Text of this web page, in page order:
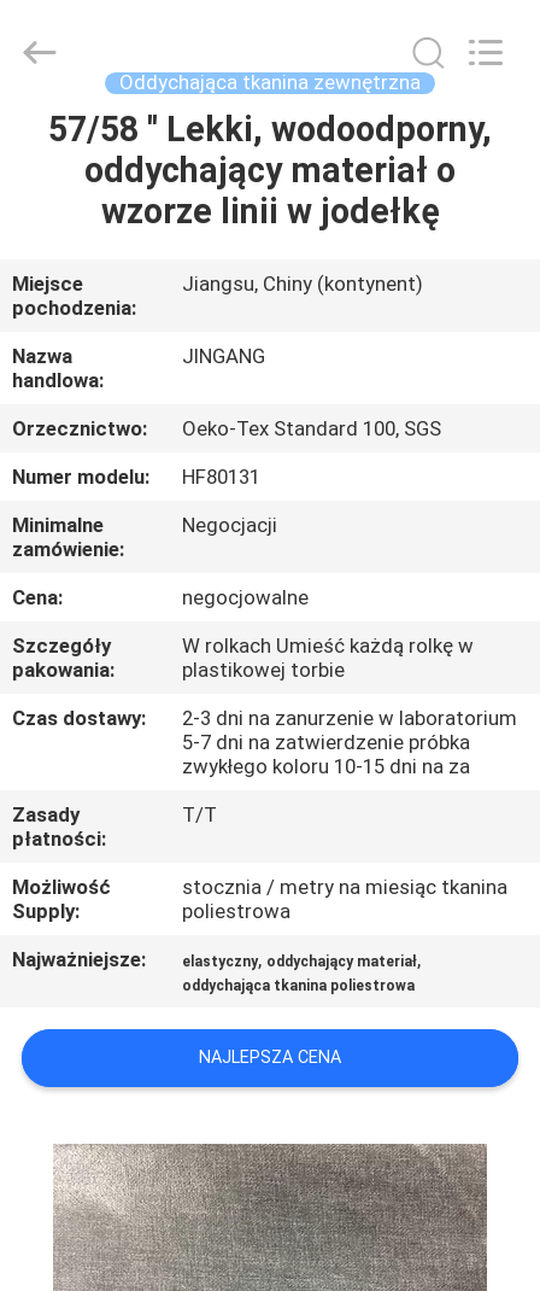
DOM
PRODUKTY
O
NAS
WYCIECZKA
PO
FABRYCE
KONTROLA
JAKOŚCI
SKONTAKTUJ
SIĘ
NAMI
AKTUALNOŚCI
PRZYPADKI
COMPANY
NEWS
SITEMAP
PRIVACY
POLICY
Textile
Co.,Ltd.
Oddychająca tkanina zewnętrzna
57/58 '' Lekki, wodoodporny,
oddychający materiał o
wzorze linii w jodełkę
Miejsce
pochodzenia:
Jiangsu, Chiny (kontynent)
Nazwa
handlowa:
JINGANG
Orzecznictwo:
Oeko-Tex Standard 100, SGS
Numer modelu:
HF80131
Minimalne
zamówienie:
Negocjacji
Cena:
negocjowalne
Szczegóły
pakowania:
W rolkach Umieść każdą rolkę w
plastikowej torbie
Czas dostawy:
2-3 dni na zanurzenie w laboratorium
5-7 dni na zatwierdzenie próbka
zwykłego koloru 10-15 dni na za
Zasady
płatności:
T/T
Możliwość
Supply:
stocznia / metry na miesiąc tkanina
poliestrowa
Najważniejsze:
elastyczny, oddychający materiał,
oddychająca tkanina poliestrowa
NAJLEPSZA CENA